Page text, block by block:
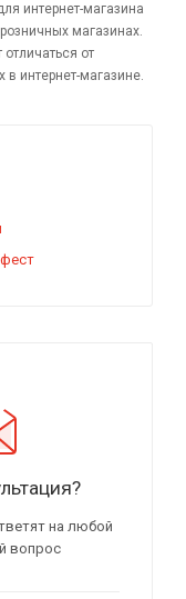
интернет-магазина
магазинах.
от
интернет-магазине.
на любой
вопрос